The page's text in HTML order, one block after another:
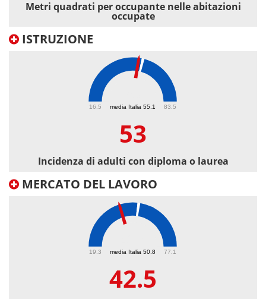
Metri quadrati per occupante nelle abitazioni
occupate
ISTRUZIONE
media Italia 55.1
16.5 83.5
53
Incidenza di adulti con diploma o laurea
MERCATO DEL LAVORO
media Italia 50.8
19.3 77.1
42.5